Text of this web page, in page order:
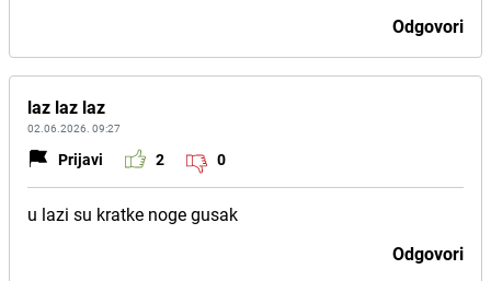
Odgovori
laz laz laz
02.06.2026. 09:27
Prijavi 2 0
u lazi su kratke noge gusak
Odgovori